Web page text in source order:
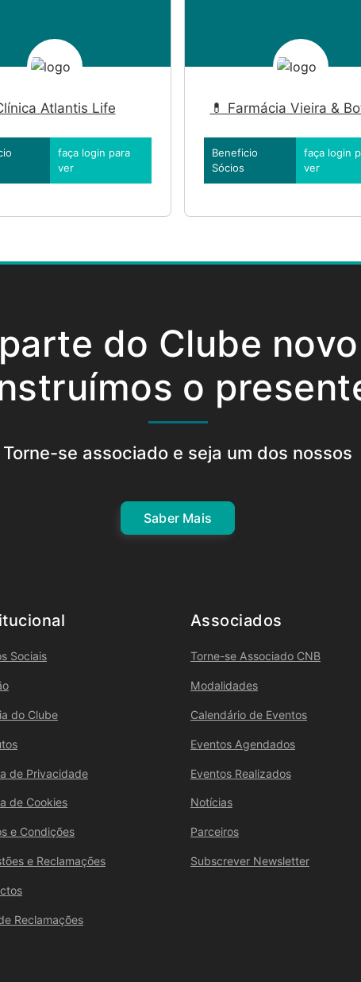
Atlantis Life
faça login para
ver
💊 Farmácia Vieira &
Beneficio
Sócios
faça login
ver
do Clube
o
Torne-se associado e seja um dos nossos
Saber Mais
Sociais
do Clube
de Privacidade
de Cookies
e Condições
e Reclamações
Reclamações
Associados
Torne-se Associado CNB
Modalidades
Calendário de Eventos
Eventos Agendados
Eventos Realizados
Notícias
Parceiros
Subscrever Newsletter